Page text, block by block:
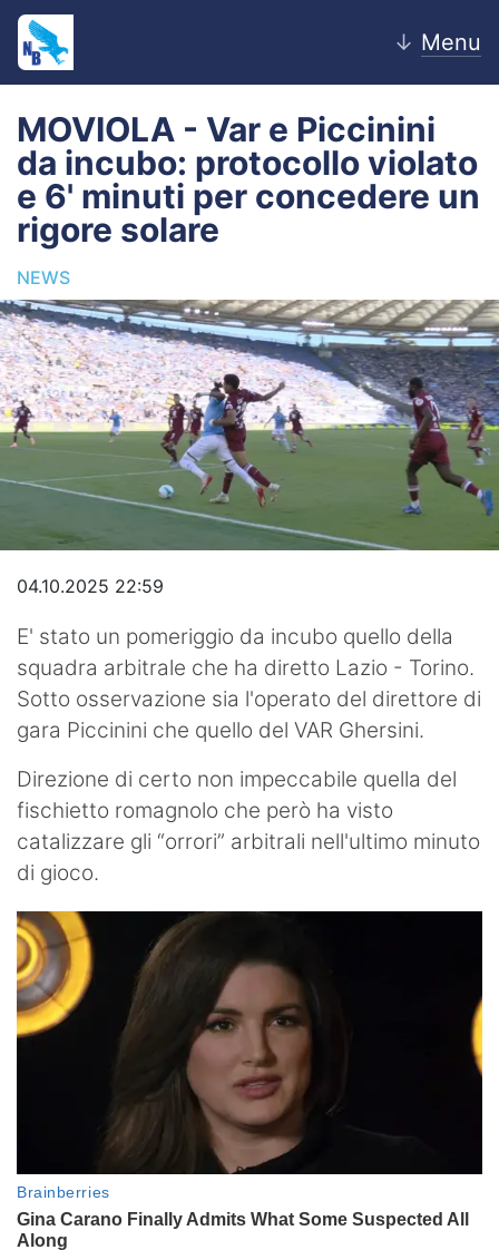
↓ Menu
Home
News
Editoriale
Pagelle
Settore Giovanile
Lazio Women
Calciomercato
Video
MOVIOLA - Var e Piccinini
da incubo: protocollo violato
e 6' minuti per concedere un
rigore solare
NEWS
04.10.2025 22:59
E' stato un pomeriggio da incubo quello della
squadra arbitrale che ha diretto Lazio - Torino.
Sotto osservazione sia l'operato del direttore di
gara Piccinini che quello del VAR Ghersini.
Direzione di certo non impeccabile quella del
fischietto romagnolo che però ha visto
catalizzare gli “orrori” arbitrali nell'ultimo minuto
di gioco.